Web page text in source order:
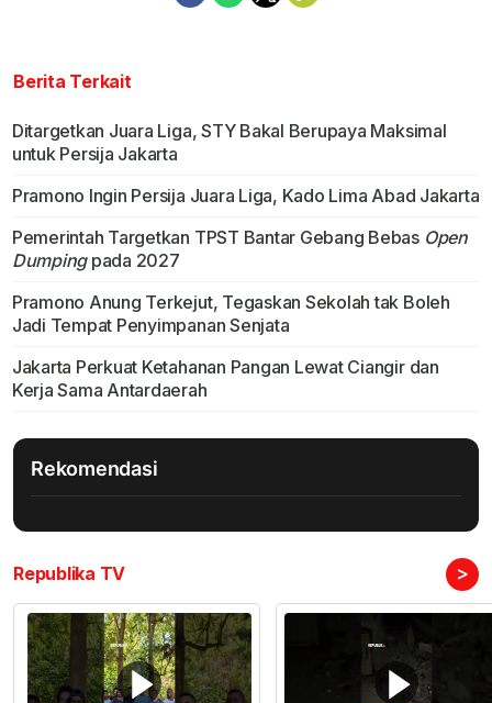
Berita Terkait
Ditargetkan Juara Liga, STY Bakal Berupaya Maksimal
untuk Persija Jakarta
Pramono Ingin Persija Juara Liga, Kado Lima Abad Jakarta
Pemerintah Targetkan TPST Bantar Gebang Bebas Open
Dumpingpada 2027
Pramono Anung Terkejut, Tegaskan Sekolah tak Boleh
Jadi Tempat Penyimpanan Senjata
Jakarta Perkuat Ketahanan Pangan Lewat Ciangir dan
Kerja Sama Antardaerah
Rekomendasi
Republika TV >